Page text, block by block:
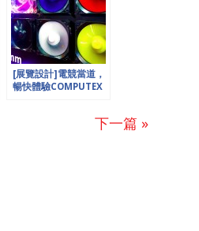
[展覽設計]電競當道，
暢快體驗COMPUTEX
下一篇 »